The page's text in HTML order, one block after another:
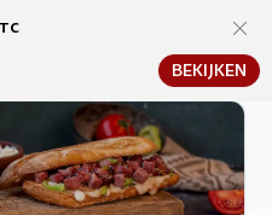
BEKIJKEN